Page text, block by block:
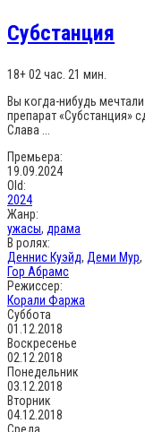
Субстанция
18+02 час. 21 мин.
Вы когда-нибудь
препарат «Субстанция»
Слава ...
Премьера:
19.09.2024
Old:
2024
Жанр:
ужасы, драма
В ролях:
Деннис Куэйд, Деми Мур,
Гор Абрамс
Режиссер:
Корали Фаржа
Суббота
01.12.2018
Воскресенье
02.12.2018
Понедельник
03.12.2018
Вторник
04.12.2018
Среда